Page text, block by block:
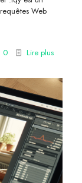
Web
0 Lire plus